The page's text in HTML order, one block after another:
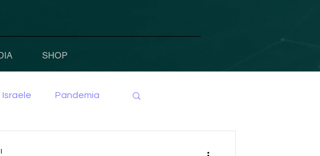
SHOP
Israele Pandemia